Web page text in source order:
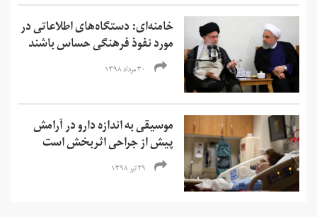
خامنه‌ای: دستگاه‌های اطلاعاتی در
مورد نفوذ فرهنگی حساس باشند
۳۰ مرداد ۱۳۹۸
موسیقی به اندازه دارو در آرامش
پیش از جراحی اثربخش است
۲۹ تیر ۱۳۹۸